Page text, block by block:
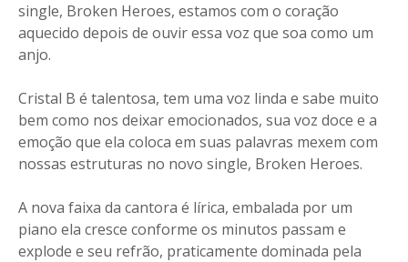
single, Broken Heroes, estamos com o coração
aquecido depois de ouvir essa voz que soa como um
anjo.
Cristal B é talentosa, tem uma voz linda e sabe muito
bem como nos deixar emocionados, sua voz doce e a
emoção que ela coloca em suas palavras mexem com
nossas estruturas no novo single, Broken Heroes.
A nova faixa da cantora é lírica, embalada por um
piano ela cresce conforme os minutos passam e
explode e seu refrão, praticamente dominada pela